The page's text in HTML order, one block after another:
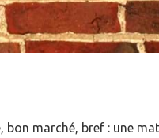
marché, bref : une